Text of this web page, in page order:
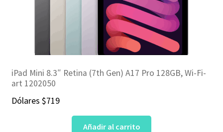
iPad Mini 8.3″ Retina (7th Gen) A17 Pro 128GB, Wi-Fi-
art 1202050
Dólares $719
Añadir al carrito